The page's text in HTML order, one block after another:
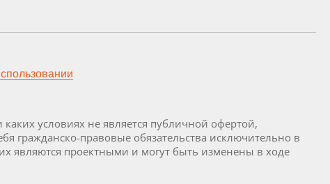
условиях не является публичной офертой,
гражданско-правовые обязательства исключительно в
являются проектными и могут быть изменены в ходе